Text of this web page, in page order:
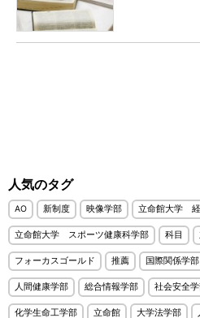
人気のタグ
AO 新制度 映像学部 立命館大学
立命館大学 スポーツ健康科学部 科目
フォーカスゴールド 推薦 国際関係学部
人間健康学部 総合情報学部 社会安全
化学生命工学部 立命館 大学法学部